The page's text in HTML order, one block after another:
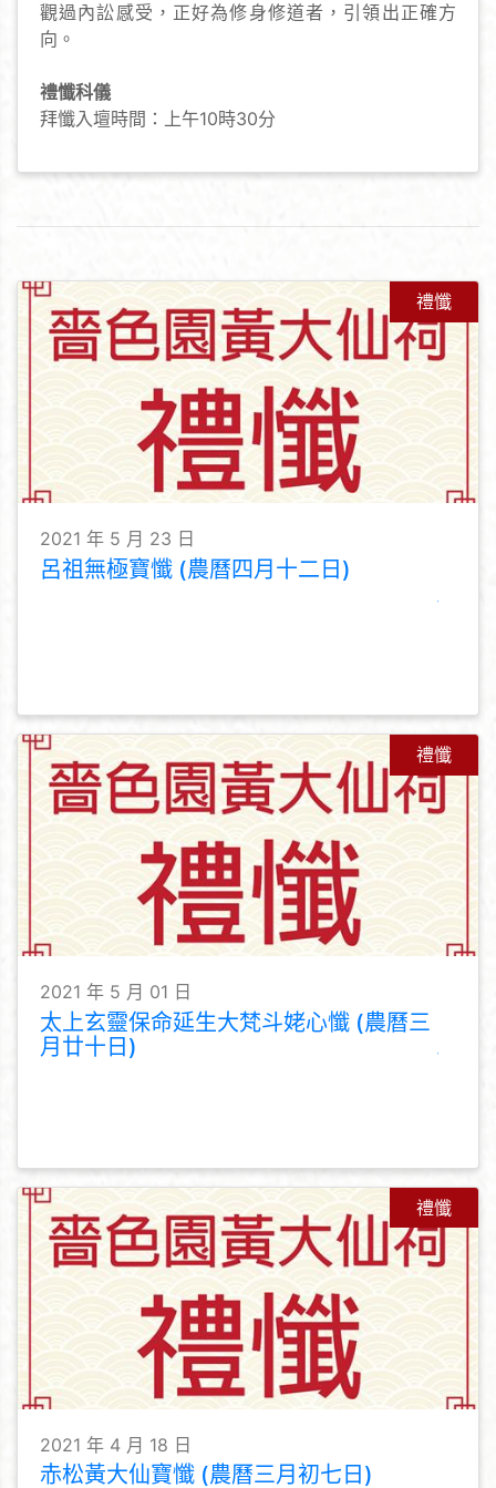
觀過內訟感受，正好為修身修道者，引領出正確方
向。
禮懺科儀
拜懺入壇時間：上午10時30分
禮懺
2021 年 5 月 23 日
呂祖無極寶懺 (農曆四月十二日)
禮懺
2021 年 5 月 01 日
太上玄靈保命延生大梵斗姥心懺 (農曆三
月廿十日)
禮懺
2021 年 4 月 18 日
赤松黃大仙寶懺 (農曆三月初七日)